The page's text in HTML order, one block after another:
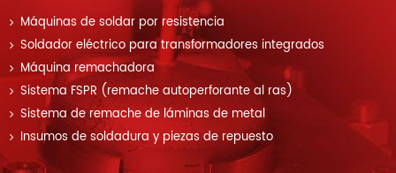
Máquinas de soldar por resistencia
Soldador eléctrico para transformadores integrados
Máquina remachadora
Sistema FSPR (remache autoperforante al ras)
Sistema de remache de láminas de metal
Insumos de soldadura y piezas de repuesto